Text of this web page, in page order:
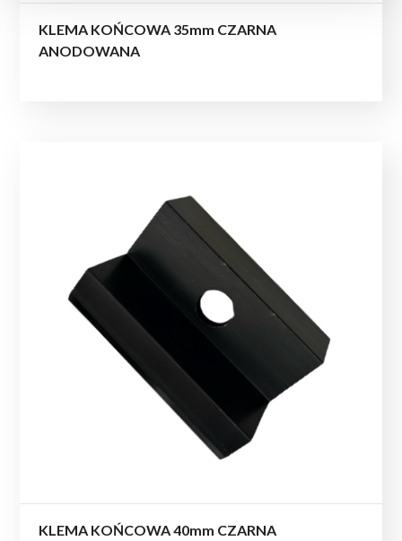
KLEMA KOŃCOWA 35mm CZARNA
ANODOWANA
KLEMA KOŃCOWA 40mm CZARNA